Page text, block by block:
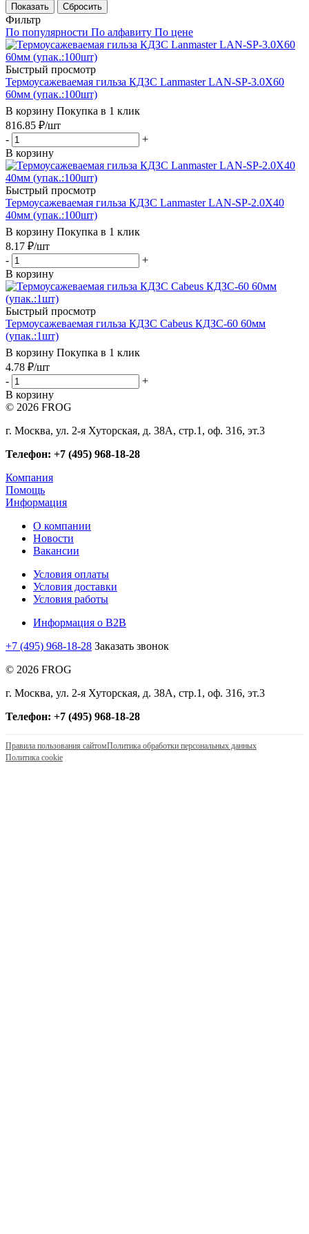
Показать Сбросить
Фильтр
По популярности По алфавиту По цене
Быстрый просмотр
Термоусажеваемая гильза КДЗС Lanmaster LAN-SP-3.0X60
60мм (упак.:100шт)
В корзину Покупка в 1 клик
816.85 ₽/шт
-
+
В корзину
Быстрый просмотр
Термоусажеваемая гильза КДЗС Lanmaster LAN-SP-2.0X40
40мм (упак.:100шт)
В корзину Покупка в 1 клик
8.17 ₽/шт
-
+
В корзину
Быстрый просмотр
Термоусажеваемая гильза КДЗС Cabeus КДЗС-60 60мм
(упак.:1шт)
В корзину Покупка в 1 клик
4.78 ₽/шт
-
+
В корзину
© 2026 FROG
г. Москва, ул. 2-я Хуторская, д. 38А, стр.1, оф. 316, эт.3
Телефон: +7 (495) 968-18-28
Компания
Помощь
Информация
О компании
Новости
Вакансии
Условия оплаты
Условия доставки
Условия работы
Информация о B2B
+7 (495) 968-18-28 Заказать звонок
© 2026 FROG
г. Москва, ул. 2-я Хуторская, д. 38А, стр.1, оф. 316, эт.3
Телефон: +7 (495) 968-18-28
Правила пользования сайтомПолитика обработки персональных данных
Политика cookie